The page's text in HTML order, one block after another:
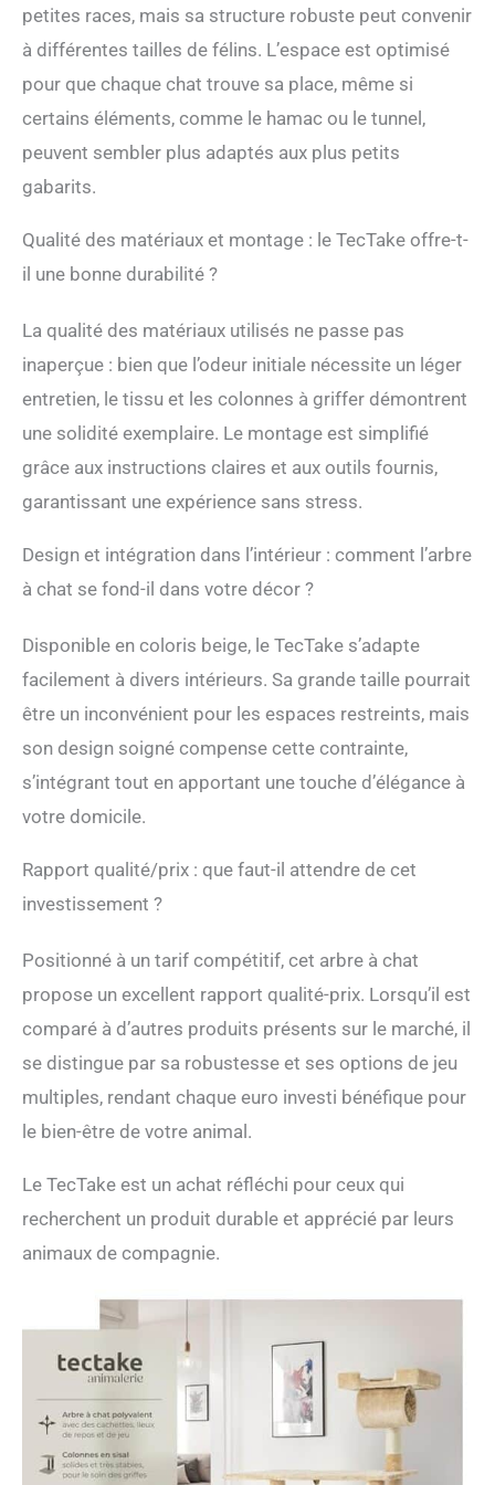
chat mérite le meilleur, et
ce joyau est fait pour lui.
NIVEAUX ET ENCORE
DES NIVEAUX : L'arbre à
tour de plaisir. Du confort
chaque niveau est une
découverte. Votre ami à
simplement se reposer en
chaque étape, est une
promesse d'aventures
félin. CONFORT ET
OBSERVATION À
peut résister à la douceur
vue imprenable depuis un
rouleau à 141 cm de
chat ou pour observer le
monde depuis son
se sentira comme le roi ou
la reine de la maison. Et
vraiment! QUALITÉ,
poteau de cet arbre à
chat très solide est
heures de soin pour les
griffe chat. Et pas de
soucis à avoir pour les
acrobaties de votre félin!
Avec son système anti-
basculement, sa stabilité
est assurée, garantissant
toute sérénité.
FONCTIONNALITÉ MAIN
DANS LA PATTE : Cet
arbre chat design n'est
magnifique objet pour
harmonieusement à votre
intérieur. Plus qu'un
simple griffoir, c'est une
pièce de design qui ajoute
une touche d'élégance à
petites races, mais sa structure robuste peut convenir
à différentes tailles de félins. L’espace est optimisé
pour que chaque chat trouve sa place, même si
certains éléments, comme le hamac ou le tunnel,
peuvent sembler plus adaptés aux plus petits
gabarits.
Qualité des matériaux et montage : le TecTake offre-t-
il une bonne durabilité ?
La qualité des matériaux utilisés ne passe pas
inaperçue : bien que l’odeur initiale nécessite un léger
entretien, le tissu et les colonnes à griffer démontrent
une solidité exemplaire. Le montage est simplifié
grâce aux instructions claires et aux outils fournis,
garantissant une expérience sans stress.
Design et intégration dans l’intérieur : comment l’arbre
à chat se fond-il dans votre décor ?
Disponible en coloris beige, le TecTake s’adapte
facilement à divers intérieurs. Sa grande taille pourrait
être un inconvénient pour les espaces restreints, mais
son design soigné compense cette contrainte,
s’intégrant tout en apportant une touche d’élégance à
votre domicile.
Rapport qualité/prix : que faut-il attendre de cet
investissement ?
Positionné à un tarif compétitif, cet arbre à chat
propose un excellent rapport qualité-prix. Lorsqu’il est
comparé à d’autres produits présents sur le marché, il
se distingue par sa robustesse et ses options de jeu
multiples, rendant chaque euro investi bénéfique pour
le bien-être de votre animal.
Le TecTake est un achat réfléchi pour ceux qui
recherchent un produit durable et apprécié par leurs
animaux de compagnie.